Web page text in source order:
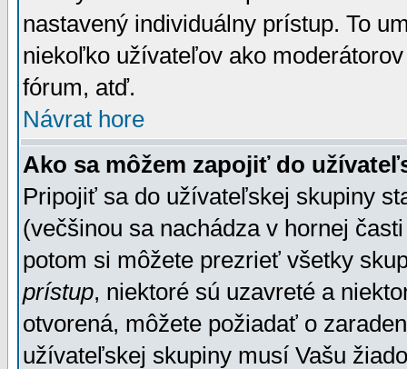
nastavený individuálny prístup. To
niekoľko užívateľov ako
fórum, atď.
Návrat hore
Ako sa môžem zapojiť do
Pripojiť sa do užívateľskej skupiny
(večšinou sa nachádza v hornej
potom si môžete prezrieť všetky
prístup, niektoré sú uzavreté a
otvorená, môžete požiadať o
užívateľskej skupiny musí Vašu